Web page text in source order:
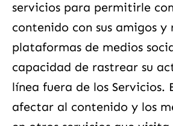
servicios para permitirle
contenido con sus amigos y
plataformas de medios
capacidad de rastrear su
línea fuera de los Servicios.
afectar al contenido y los